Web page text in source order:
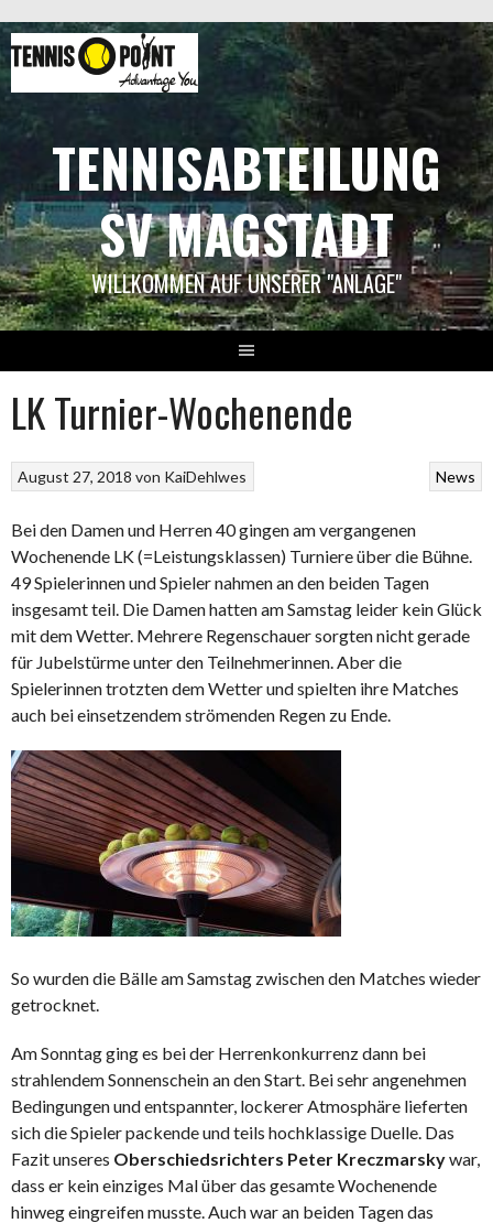
zum
Inhalt
TENNISABTEILUNG
SV MAGSTADT
WILLKOMMEN AUF UNSERER "ANLAGE"
LK Turnier-Wochenende
News
August 27, 2018 von KaiDehlwes
Bei den Damen und Herren 40 gingen am vergangenen
Wochenende LK (=Leistungsklassen) Turniere über die Bühne.
49 Spielerinnen und Spieler nahmen an den beiden Tagen
insgesamt teil. Die Damen hatten am Samstag leider kein Glück
mit dem Wetter. Mehrere Regenschauer sorgten nicht gerade
für Jubelstürme unter den Teilnehmerinnen. Aber die
Spielerinnen trotzten dem Wetter und spielten ihre Matches
auch bei einsetzendem strömenden Regen zu Ende.
So wurden die Bälle am Samstag zwischen den Matches wieder
getrocknet.
Am Sonntag ging es bei der Herrenkonkurrenz dann bei
strahlendem Sonnenschein an den Start. Bei sehr angenehmen
Bedingungen und entspannter, lockerer Atmosphäre lieferten
sich die Spieler packende und teils hochklassige Duelle. Das
Fazit unseres Oberschiedsrichters Peter Kreczmarskywar,
dass er kein einziges Mal über das gesamte Wochenende
hinweg eingreifen musste. Auch war an beiden Tagen das